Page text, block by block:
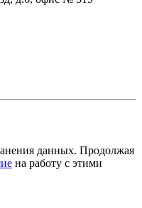
данных. Продолжая
на работу с этими